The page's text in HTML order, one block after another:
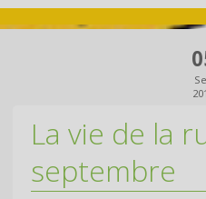
La vie de la
septembre